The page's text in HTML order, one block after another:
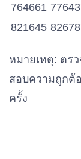
764661
821645
853965
931538
หมายเหตุ: ตร
สอบความถูกต้
ครั้ง